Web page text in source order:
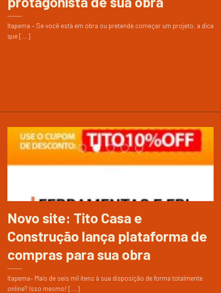
Itapema – Se você está em obra ou pretende começar um projeto, a dica
que [...]
Novo site: Tito Casa e
Construção lança plataforma de
compras para sua obra
Itapema– Mais de seis mil itens à sua disposição de forma totalmente
online? Isso mesmo! [...]